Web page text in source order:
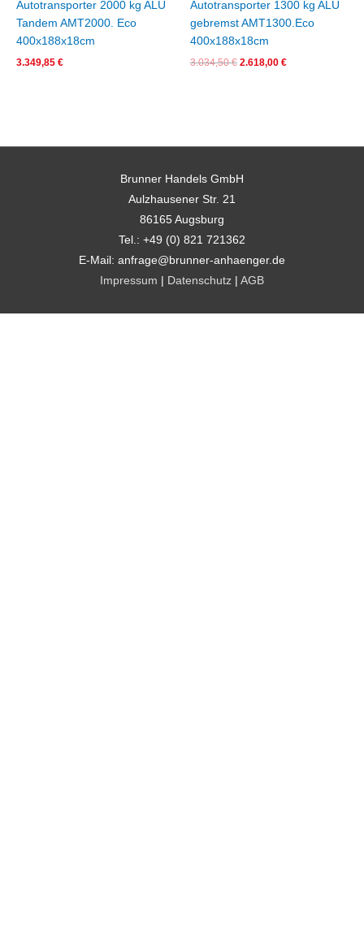
Autotransporter 2000 kg ALU
Tandem AMT2000. Eco
400x188x18cm
3.349,85 €
Autotransporter 1300 kg ALU
gebremst AMT1300.Eco
400x188x18cm
3.034,50€ 2.618,00 €
Brunner Handels GmbH
Aulzhausener Str. 21
86165 Augsburg
Tel.: +49 (0) 821 721362
E-Mail: anfrage@brunner-anhaenger.de
Impressum
Datenschutz AGB